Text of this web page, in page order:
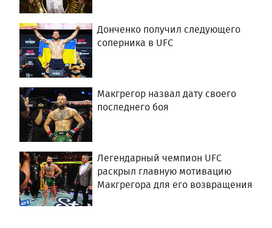
Донченко получил следующего
соперника в UFC
Макгрегор назвал дату своего
последнего боя
Легендарный чемпион UFC
раскрыл главную мотивацию
Макгрегора для его возвращения